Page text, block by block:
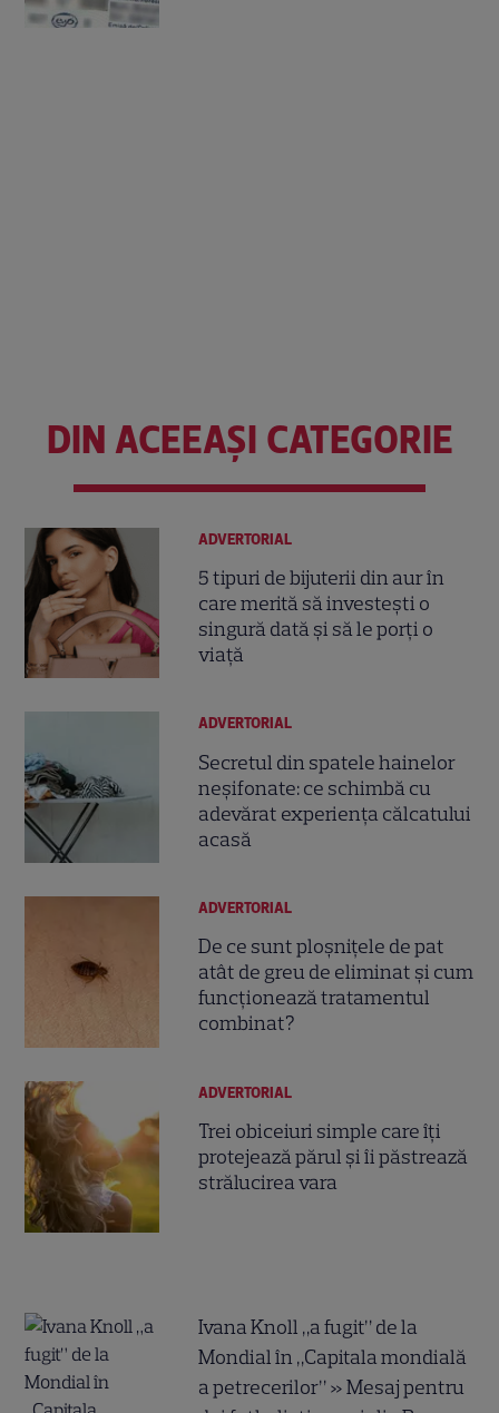
DIN ACEEAȘI CATEGORIE
ADVERTORIAL
5 tipuri de bijuterii din aur în
care merită să investești o
singură dată și să le porți o
viață
ADVERTORIAL
Secretul din spatele hainelor
neșifonate: ce schimbă cu
adevărat experiența călcatului
acasă
ADVERTORIAL
De ce sunt ploșnițele de pat
atât de greu de eliminat și cum
funcționează tratamentul
combinat?
ADVERTORIAL
Trei obiceiuri simple care îți
protejează părul și îi păstrează
strălucirea vara
Ivana Knoll „a fugit” de la
Mondial în „Capitala mondială
a petrecerilor” » Mesaj pentru